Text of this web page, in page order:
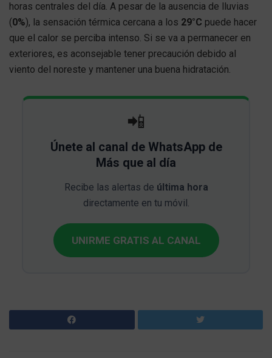
horas centrales del día. A pesar de la ausencia de lluvias
(0%), la sensación térmica cercana a los 29°C puede hacer
que el calor se perciba intenso. Si se va a permanecer en
exteriores, es aconsejable tener precaución debido al
viento del noreste y mantener una buena hidratación.
📲
Únete al canal de WhatsApp de
Más que al día
Recibe las alertas de última hora
directamente en tu móvil.
UNIRME GRATIS AL CANAL